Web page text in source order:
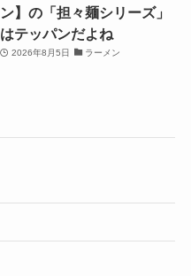
ン】の「担々麺シリーズ」
はテッパンだよね
2026年8月5日 ラーメン